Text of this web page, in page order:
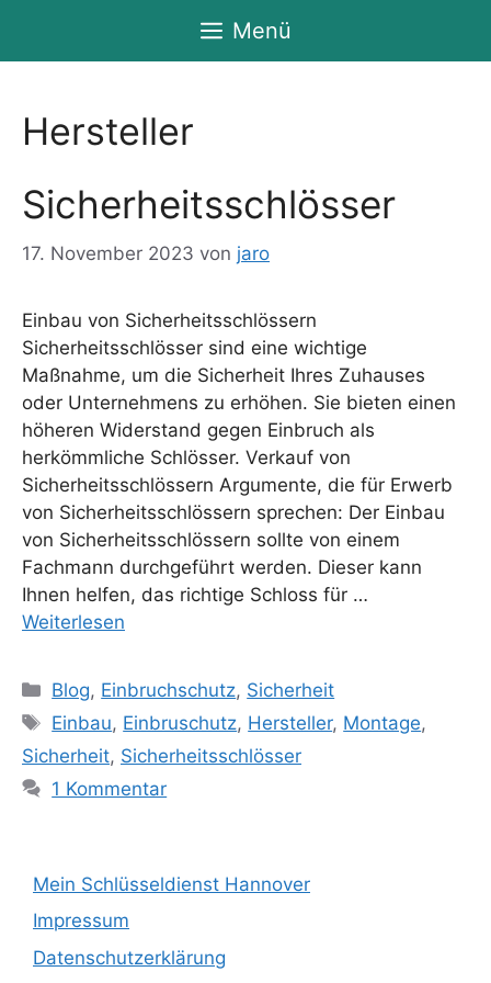
springen
Menü
Hersteller
Sicherheitsschlösser
17. November 2023 von jaro
Einbau von Sicherheitsschlössern
Sicherheitsschlösser sind eine wichtige
Maßnahme, um die Sicherheit Ihres Zuhauses
oder Unternehmens zu erhöhen. Sie bieten einen
höheren Widerstand gegen Einbruch als
herkömmliche Schlösser. Verkauf von
Sicherheitsschlössern Argumente, die für Erwerb
von Sicherheitsschlössern sprechen: Der Einbau
von Sicherheitsschlössern sollte von einem
Fachmann durchgeführt werden. Dieser kann
Ihnen helfen, das richtige Schloss für …
Weiterlesen
Kategorien
Blog, Einbruchschutz, Sicherheit
Schlagwörter
Einbau, Einbruschutz, Hersteller, Montage,
Sicherheit, Sicherheitsschlösser
1 Kommentar
Mein Schlüsseldienst Hannover
Impressum
Datenschutzerklärung